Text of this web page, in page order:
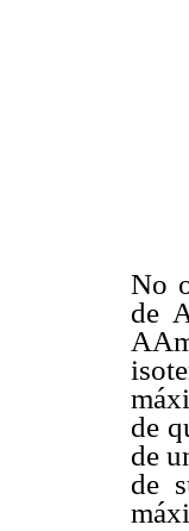
No
de
de
de
de